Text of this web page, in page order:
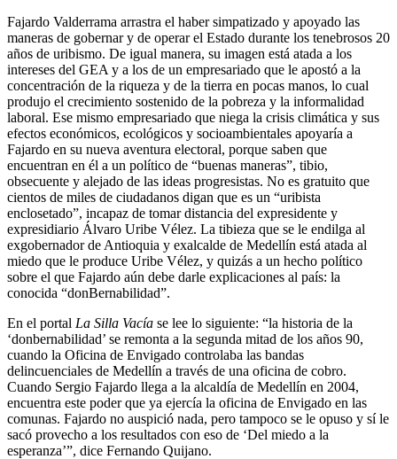
Fajardo Valderrama arrastra el haber simpatizado y apoyado las
maneras de gobernar y de operar el Estado durante los tenebrosos 20
años de uribismo. De igual manera, su imagen está atada a los
intereses del GEA y a los de un empresariado que le apostó a la
concentración de la riqueza y de la tierra en pocas manos, lo cual
produjo el crecimiento sostenido de la pobreza y la informalidad
laboral. Ese mismo empresariado que niega la crisis climática y sus
efectos económicos, ecológicos y socioambientales apoyaría a
Fajardo en su nueva aventura electoral, porque saben que
encuentran en él a un político de “buenas maneras”, tibio,
obsecuente y alejado de las ideas progresistas. No es gratuito que
cientos de miles de ciudadanos digan que es un “uribista
enclosetado”, incapaz de tomar distancia del expresidente y
expresidiario Álvaro Uribe Vélez. La tibieza que se le endilga al
exgobernador de Antioquia y exalcalde de Medellín está atada al
miedo que le produce Uribe Vélez, y quizás a un hecho político
sobre el que Fajardo aún debe darle explicaciones al país: la
conocida “donBernabilidad”.
En el portal La Silla Vacía se lee lo siguiente: “la historia de la
‘donbernabilidad’ se remonta a la segunda mitad de los años 90,
cuando la Oficina de Envigado controlaba las bandas
delincuenciales de Medellín a través de una oficina de cobro.
Cuando Sergio Fajardo llega a la alcaldía de Medellín en 2004,
encuentra este poder que ya ejercía la oficina de Envigado en las
comunas. Fajardo no auspició nada, pero tampoco se le opuso y sí le
sacó provecho a los resultados con eso de ‘Del miedo a la
esperanza’”, dice Fernando Quijano.